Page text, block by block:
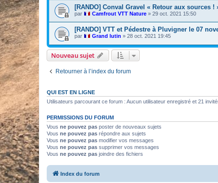
[RANDO] Conval Gravel « Retour aux sources !
par Camfrout VTT Nature » 29 oct. 2021 15:50
[RANDO] VTT et Pédestre à Pluvigner le 07
par Grand lutin » 28 oct. 2021 19:45
Nouveau sujet
Retourner à l’index du forum
QUI EST EN LIGNE
Utilisateurs parcourant ce forum : Aucun utilisateur enregistré et 21
PERMISSIONS DU FORUM
Vous ne pouvez pas poster de nouveaux sujets
Vous ne pouvez pas répondre aux sujets
Vous ne pouvez pas modifier vos messages
Vous ne pouvez pas supprimer vos messages
Vous ne pouvez pas joindre des fichiers
Index du forum